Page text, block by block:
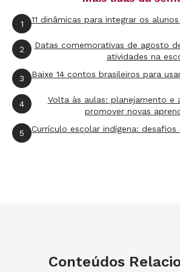
repente, se viram fazedores,
suas próprias vidas”, conta.
Todo o projeto foi estruturado
vozes dos próprios alunos, de
Débora. “Sempre respeitei a
eles queriam produzir, me
mediadora desse processo”,
às ruas procurando lixo e
1 11 dinâmicas para integrar os
2
Datas comemorativas de agosto
atividades na
3 Baixe 14 contos brasileiros para
4
Volta às aulas: planejamento e
promover novas
5 Currículo escolar indígena:
Conteúdos